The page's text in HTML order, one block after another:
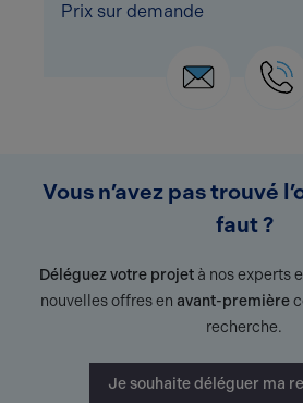
Prix sur demande
Vous n’avez pas trouvé
faut ?
Déléguez votre projetà nos experts
nouvelles offres en avant-première
recherche.
Je souhaite déléguer ma